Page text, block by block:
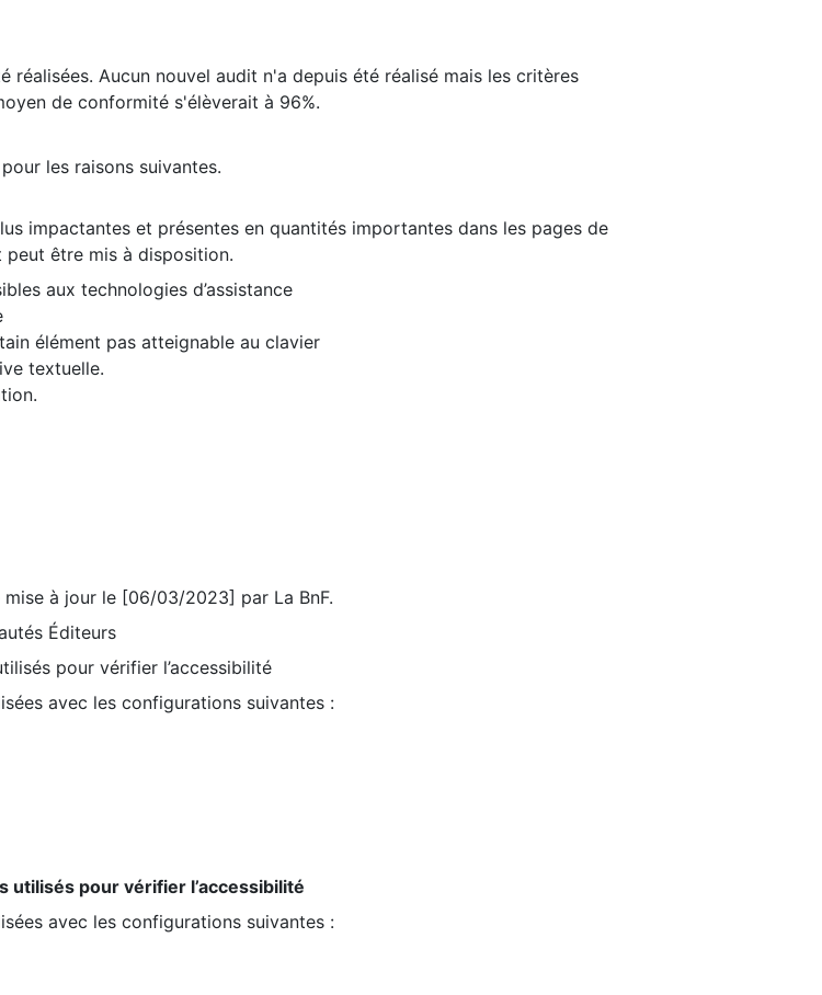
Aucun nouvel audit n'a depuis été réalisé mais les critères
de conformité s'élèverait à 96%.
les raisons suivantes.
impactantes et présentes en quantités importantes dans les pages de
peut être mis à disposition.
aux technologies d’assistance
élément pas atteignable au clavier
textuelle.
à jour le [06/03/2023] par La BnF.
Éditeurs
pour vérifier l’accessibilité
avec les configurations suivantes :
utilisés pour vérifier l’accessibilité
avec les configurations suivantes :